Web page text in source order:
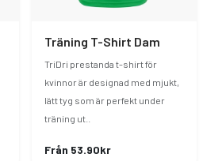
Träning T-Shirt Dam
TriDri prestanda t-shirt för
kvinnor är designad med mjukt,
lätt tyg som är perfekt under
träning ut..
Från 53.90kr